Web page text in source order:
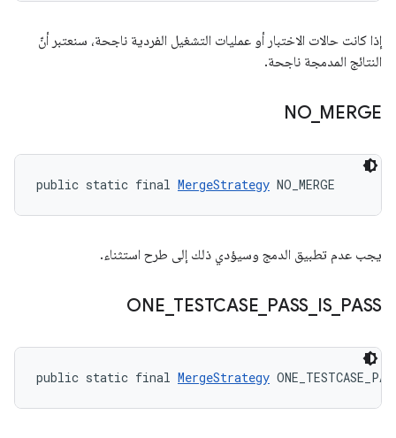
إذا كانت حالات الاختبار أو عمليات التشغيل الفردية ناجحة، سنعتبر أنّ
النتائج المدمجة ناجحة.
NO_ MERGE
public static final MergeStrategy NO_MERGE
يجب عدم تطبيق الدمج وسيؤدي ذلك إلى طرح استثناء.
ONE TESTCASE PASS IS_ PASS
public static final MergeStrategy